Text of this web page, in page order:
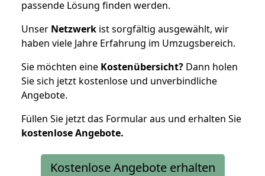
passende Lösung finden werden.
Unser Netzwerk ist sorgfältig ausgewählt, wir
haben viele Jahre Erfahrung im Umzugsbereich.
Sie möchten eine Kostenübersicht? Dann holen
Sie sich jetzt kostenlose und unverbindliche
Angebote.
Füllen Sie jetzt das Formular aus und erhalten Sie
kostenloseAngebote.
Kostenlose Angebote erhalten